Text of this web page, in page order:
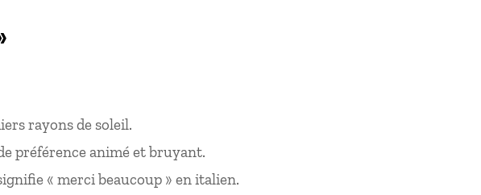
rayons de soleil.
préférence animé et bruyant.
« merci beaucoup » en italien.